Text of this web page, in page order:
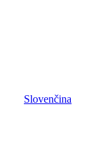
Slovenčina